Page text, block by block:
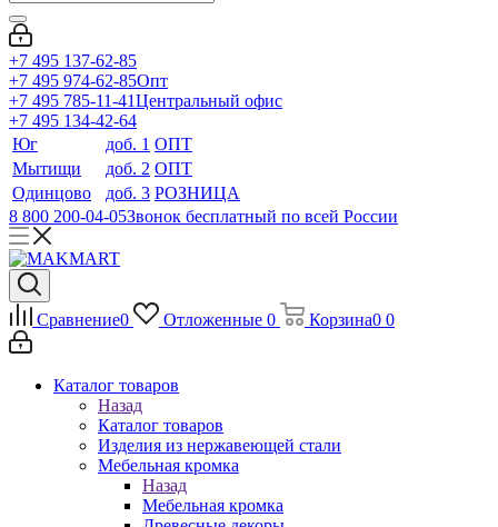
+7 495 137-62-85
+7 495 974-62-85Опт
+7 495 785-11-41Центральный офис
+7 495 134-42-64
Юг
доб. 1 ОПТ
Мытищи
доб. 2 ОПТ
Одинцово
доб. 3 РОЗНИЦА
8 800 200-04-05Звонок бесплатный по всей России
Сравнение0 Отложенные 0 Корзина0 0
Каталог товаров
Назад
Каталог товаров
Изделия из нержавеющей стали
Мебельная кромка
Назад
Мебельная кромка